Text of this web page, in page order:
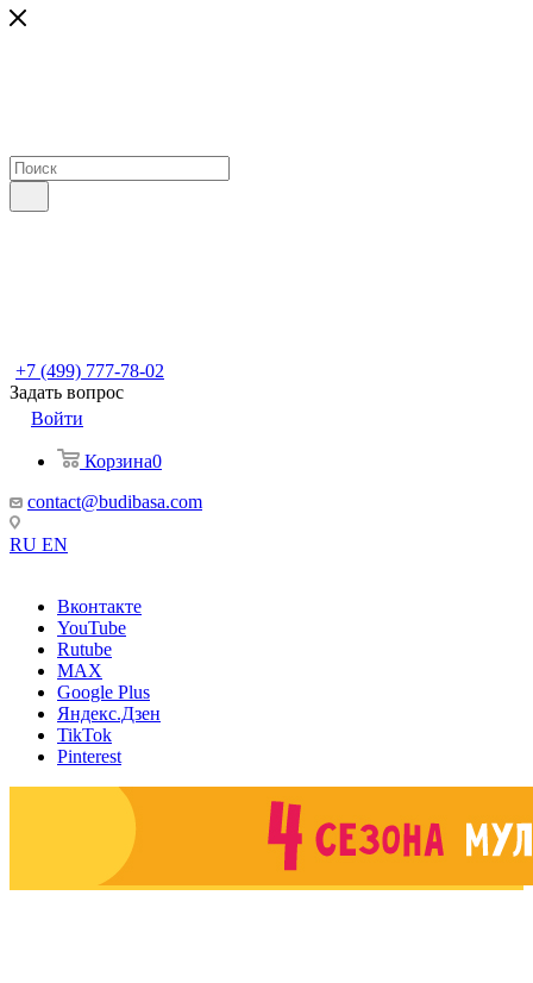
+7 (499) 777-78-02
Задать вопрос
Войти
Корзина0
contact@budibasa.com
RU EN
Вконтакте
YouTube
Rutube
MAX
Google Plus
Яндекс.Дзен
TikTok
Pinterest